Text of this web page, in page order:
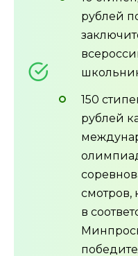
рублей
150
рублей
смотров,
в